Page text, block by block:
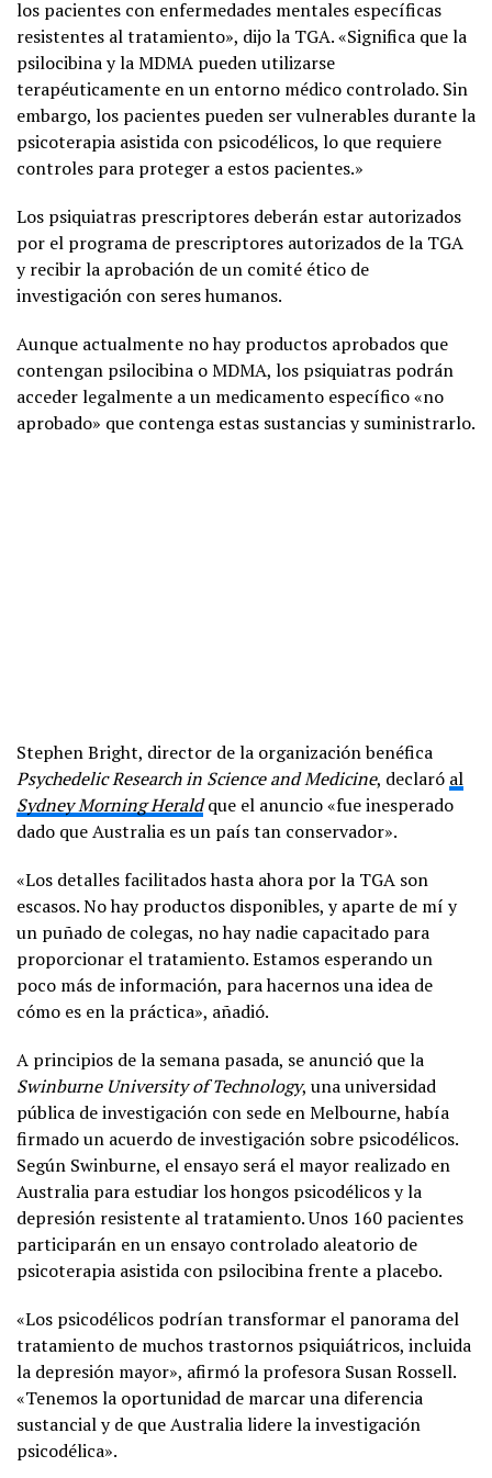
los pacientes con enfermedades mentales específicas
resistentes al tratamiento», dijo la TGA. «Significa que la
psilocibina y la MDMA pueden utilizarse
terapéuticamente en un entorno médico controlado. Sin
embargo, los pacientes pueden ser vulnerables durante la
psicoterapia asistida con psicodélicos, lo que requiere
controles para proteger a estos pacientes.»
Los psiquiatras prescriptores deberán estar autorizados
por el programa de prescriptores autorizados de la TGA
y recibir la aprobación de un comité ético de
investigación con seres humanos.
Aunque actualmente no hay productos aprobados que
contengan psilocibina o MDMA, los psiquiatras podrán
acceder legalmente a un medicamento específico «no
aprobado» que contenga estas sustancias y suministrarlo.
Stephen Bright, director de la organización benéfica
Psychedelic Research in Science and Medicine, declaró al
Sydney Morning Heraldque el anuncio «fue inesperado
dado que Australia es un país tan conservador».
«Los detalles facilitados hasta ahora por la TGA son
escasos. No hay productos disponibles, y aparte de mí y
un puñado de colegas, no hay nadie capacitado para
proporcionar el tratamiento. Estamos esperando un
poco más de información, para hacernos una idea de
cómo es en la práctica», añadió.
A principios de la semana pasada, se anunció que la
Swinburne University of Technology, una universidad
pública de investigación con sede en Melbourne, había
firmado un acuerdo de investigación sobre psicodélicos.
Según Swinburne, el ensayo será el mayor realizado en
Australia para estudiar los hongos psicodélicos y la
depresión resistente al tratamiento. Unos 160 pacientes
participarán en un ensayo controlado aleatorio de
psicoterapia asistida con psilocibina frente a placebo.
«Los psicodélicos podrían transformar el panorama del
tratamiento de muchos trastornos psiquiátricos, incluida
la depresión mayor», afirmó la profesora Susan Rossell.
«Tenemos la oportunidad de marcar una diferencia
sustancial y de que Australia lidere la investigación
psicodélica».